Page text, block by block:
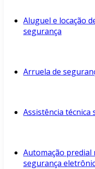
Aluguel e locação
segurança
Arruela de
Assistência técnica
Automação predial
segurança